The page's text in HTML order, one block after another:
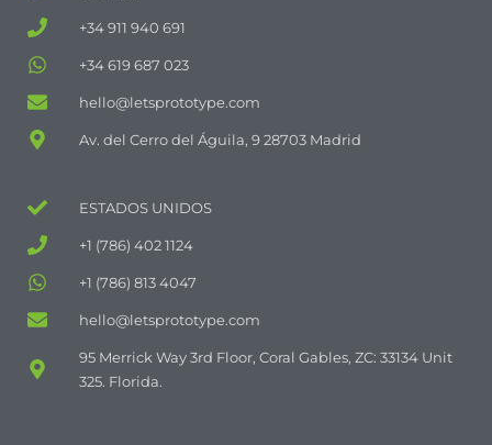
+34 911 940 691
+34 619 687 023
hello@letsprototype.com
Av. del Cerro del Águila, 9 28703 Madrid
ESTADOS UNIDOS
+1 (786) 402 1124
+1 (786) 813 4047
hello@letsprototype.com
95 Merrick Way 3rd Floor, Coral Gables, ZC: 33134 Unit
325. Florida.